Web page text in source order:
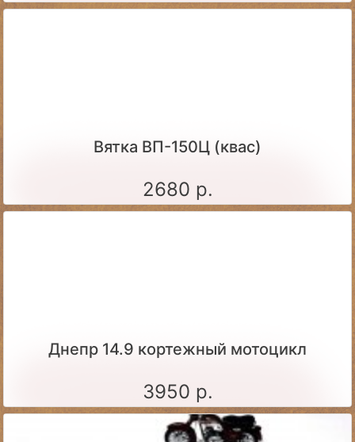
Вятка ВП-150Ц (квас)
2680 р.
Днепр 14.9 кортежный мотоцикл
3950 р.